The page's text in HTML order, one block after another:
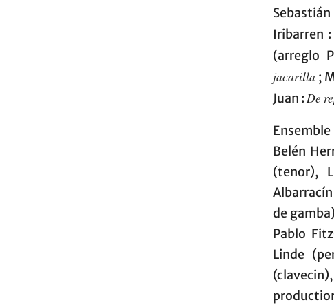
Iribarren
(arreglo
jacarilla ;
Juan : De
Belén
(tenor),
de
Pablo
Linde